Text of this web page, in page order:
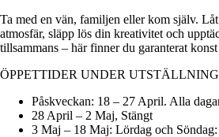
Ta med en vän, familjen eller kom själv.
atmosfär, släpp lös din kreativitet och
tillsammans – här finner du garanterat
ÖPPETTIDER UNDER
Påskveckan: 18 – 27 April. Alla
28 April – 2 Maj, Stängt
3 Maj – 18 Maj: Lördag och